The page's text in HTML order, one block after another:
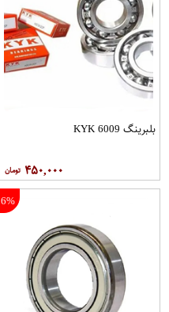
بلبرینگ 6009 KYK
۴۵۰,۰۰۰
6%